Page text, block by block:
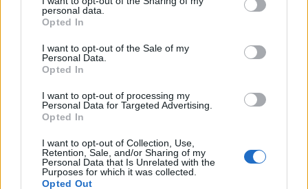
personal data.
Opted In
I want to opt-out of the Sale of my
Personal Data.
Opted In
I want to opt-out of processing my
Personal Data for Targeted Advertising.
Opted In
I want to opt-out of Collection, Use,
Retention, Sale, and/or Sharing of my
Personal Data that Is Unrelated with the
Purposes for which it was collected.
Opted Out
Életveszélyesen
elmarad a
sepsiszentgyörgyi
koncertje
Életveszélyes fenyegetést kapott